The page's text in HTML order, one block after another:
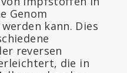
Genom
kann. Dies
reversen
die in